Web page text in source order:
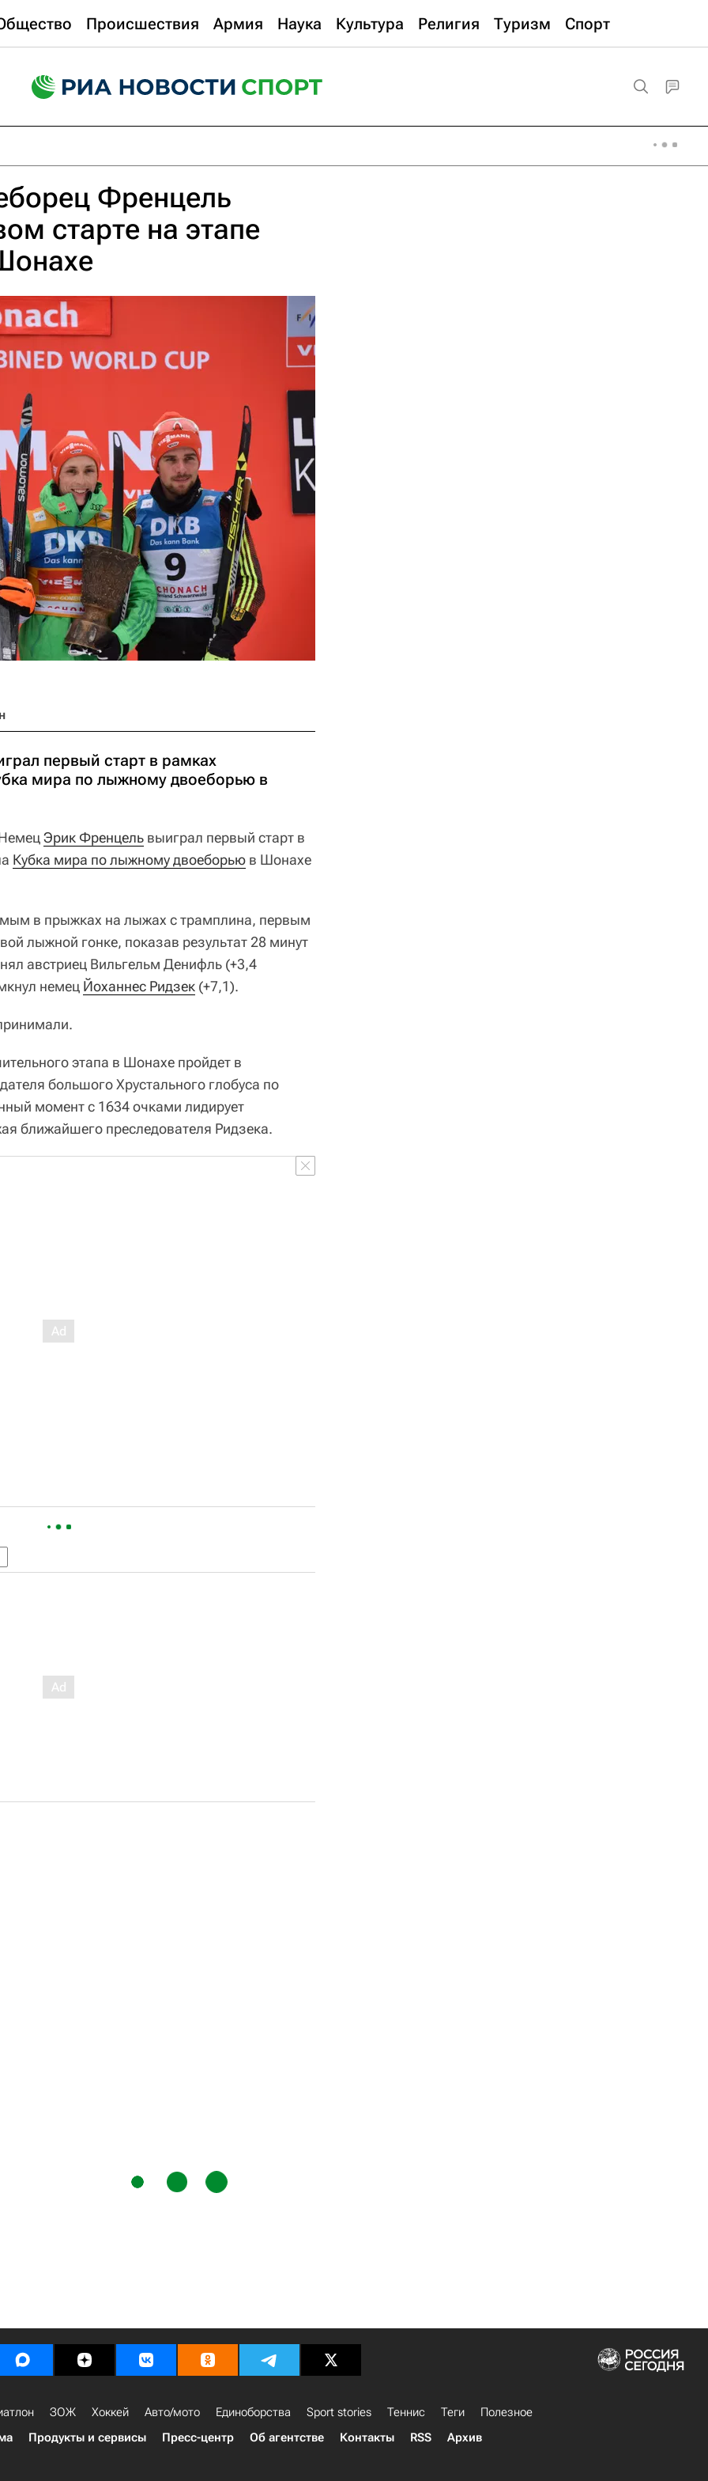
Происшествия Армия Наука Культура Религия Туризм Спорт
Френцель
старте на этапе
первый старт в рамках
мира по лыжному двоеборью в
Эрик Френцель выиграл первый старт в
Кубка мира по лыжному двоеборью в Шонахе
в прыжках на лыжах с трамплина, первым
лыжной гонке, показав результат 28 минут
австриец Вильгельм Денифль (+3,4
немец Йоханнес Ридзек (+7,1).
этапа в Шонахе пройдет в
большого Хрустального глобуса по
момент с 1634 очками лидирует
ближайшего преследователя Ридзека.
ЗОЖ Хоккей Авто/мото Единоборства Sport stories Теннис Теги
Полезное
Продукты и сервисы Пресс-центр Об агентстве Контакты RSS Архив